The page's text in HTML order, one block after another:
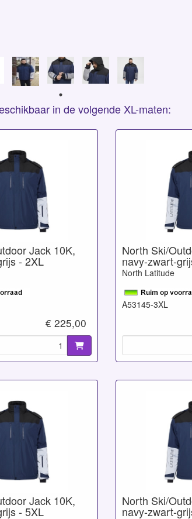
in de volgende XL-maten:
Jack 10K,
- 2XL
€ 225,00
North Ski/
navy-zwart-
North Latitude
A53145-3XL
Jack 10K,
- 5XL
North Ski/
navy-zwart-